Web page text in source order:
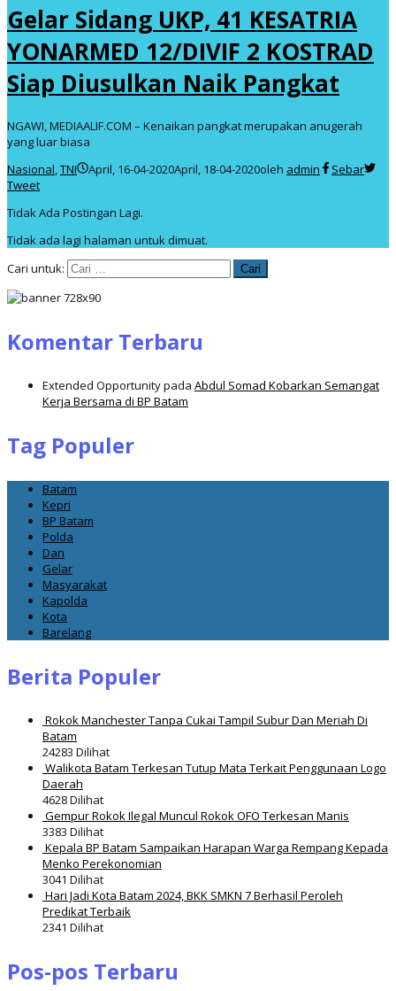
Gelar Sidang UKP, 41 KESATRIA
YONARMED 12/DIVIF 2 KOSTRAD
Siap Diusulkan Naik Pangkat
NGAWI, MEDIAALIF.COM – Kenaikan pangkat merupakan anugerah
yang luar biasa
Nasional,TNI April, 16-04-2020April, 18-04-2020oleh admin
Sebar
Tweet
Tidak Ada Postingan Lagi.
Tidak ada lagi halaman untuk dimuat.
Cari untuk:
Komentar Terbaru
Extended Opportunitypada Abdul Somad Kobarkan Semangat
Kerja Bersama di BP Batam
Tag Populer
Batam
Kepri
BP Batam
Polda
Dan
Gelar
Masyarakat
Kapolda
Kota
Barelang
Berita Populer
Rokok Manchester Tanpa Cukai Tampil Subur Dan Meriah Di
Batam
24283 Dilihat
Walikota Batam Terkesan Tutup Mata Terkait Penggunaan Logo
Daerah
4628 Dilihat
Gempur Rokok Ilegal Muncul Rokok OFO Terkesan Manis
3383 Dilihat
Kepala BP Batam Sampaikan Harapan Warga Rempang Kepada
Menko Perekonomian
3041 Dilihat
Hari Jadi Kota Batam 2024, BKK SMKN 7 Berhasil Peroleh
Predikat Terbaik
2341 Dilihat
Pos-pos Terbaru